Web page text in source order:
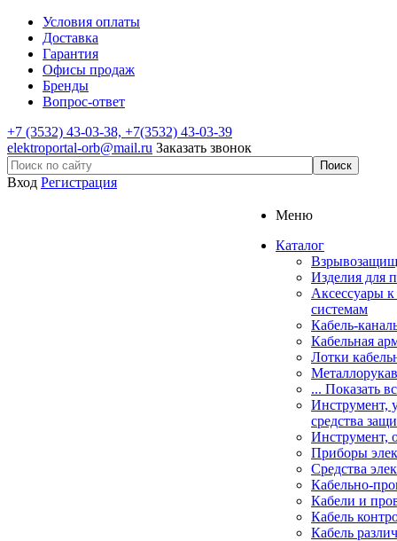
Условия оплаты
Доставка
Гарантия
Офисы продаж
Бренды
Вопрос-ответ
+7 (3532) 43-03-38, +7(3532) 43-03-39
elektroportal-orb@mail.ru Заказать звонок
Вход Регистрация
Меню
Каталог
Изделия для
Аксессуары
системам
Кабель-
Кабельная
Лотки
Металлорукав
... Показать
Инструмент,
средства
Инструмент,
Приборы
Средства
Кабельно-
Кабели и
Кабель
Кабель